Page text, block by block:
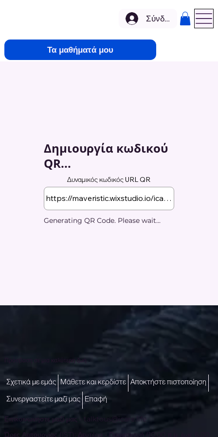
Τα μαθήματά μου
Σύνδεση
Δημιουργία κωδικού
QR...
Δυναμικός κωδικός URL QR
Generating QR Code. Please wait...
Πρόσβαση σε μια καλύτερη ζωή
Επικοινωνήστε μαζί μας - talktous@icare.life
Σχετικά με εμάς Μάθετε και κερδίστε Αποκτήστε πιστοποίηση
Συνεργαστείτε μαζί μας Επαφή
Ώρες Λειτουργίας (IST): Δευτέρα - Παρασκευή (10:00 π.μ. έως 6:00